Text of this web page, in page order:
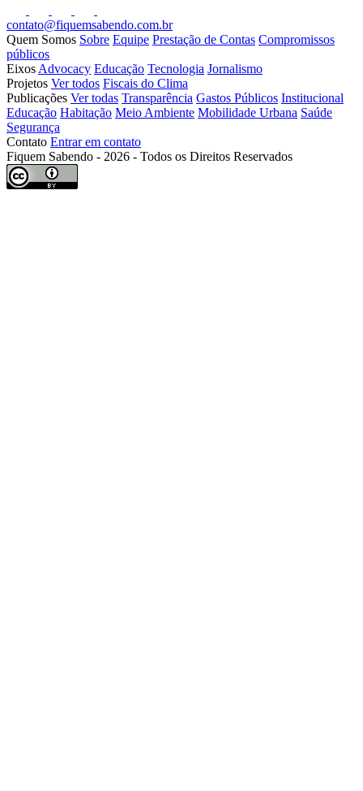
contato@fiquemsabendo.com.br
Quem Somos Sobre Equipe Prestação de Contas Compromissos
públicos
Eixos Advocacy Educação Tecnologia Jornalismo
Projetos Ver todos Fiscais do Clima
Publicações Ver todas Transparência Gastos Públicos Institucional
Educação Habitação Meio Ambiente Mobilidade Urbana Saúde
Segurança
Contato Entrar em contato
Fiquem Sabendo - 2026 - Todos os Direitos Reservados